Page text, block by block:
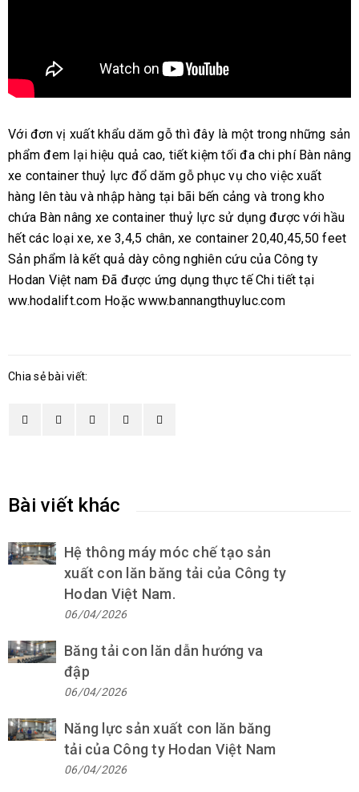
Với đơn vị xuất khẩu dăm gỗ thì đây là một trong những sản
phẩm đem lại hiệu quả cao, tiết kiệm tối đa chi phí Bàn nâng
xe container thuỷ lực đổ dăm gỗ phục vụ cho việc xuất
hàng lên tàu và nhập hàng tại bãi bến cảng và trong kho
chứa Bàn nâng xe container thuỷ lực sử dụng được với hầu
hết các loại xe, xe 3,4,5 chân, xe container 20,40,45,50 feet
Sản phẩm là kết quả dày công nghiên cứu của Công ty
Hodan Việt nam Đã được ứng dụng thực tế Chi tiết tại
ww.hodalift.com Hoặc www.bannangthuyluc.com
Chia sẻ bài viết:
Bài viết khác
Hệ thông máy móc chế tạo sản
xuất con lăn băng tải của Công ty
Hodan Việt Nam.
06/04/2026
Băng tải con lăn dẫn hướng va
đập
06/04/2026
Năng lực sản xuất con lăn băng
tải của Công ty Hodan Việt Nam
06/04/2026